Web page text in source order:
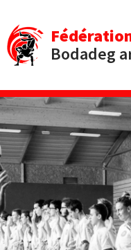
Bodadeg